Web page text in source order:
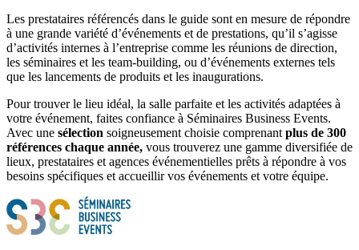
Les prestataires référencés dans le guide sont en mesure de répondre
à une grande variété d’événements et de prestations, qu’il s’agisse
d’activités internes à l’entreprise comme les réunions de direction,
les séminaires et les team-building, ou d’événements externes tels
que les lancements de produits et les inaugurations.
Pour trouver le lieu idéal, la salle parfaite et les activités adaptées à
votre événement, faites confiance à Séminaires Business Events.
Avec une sélection soigneusement choisie comprenant plus de 300
références chaque année, vous trouverez une gamme diversifiée de
lieux, prestataires et agences événementielles prêts à répondre à vos
besoins spécifiques et accueillir vos événements et votre équipe.